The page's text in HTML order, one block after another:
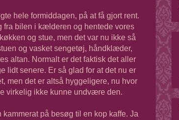
hele formiddagen, på at få gjort rent.
fra bilen i kælderen og hentede vores
og stue, men det var nu ikke så
og vasket sengetøj, håndklæder,
altan. Normalt er det faktisk det aller
lidt senere. Er så glad for at det nu er
men det er altså hyggeligere, nu hvor
virkelig ikke kunne undvære den.
på besøg til en kop kaffe. Ja